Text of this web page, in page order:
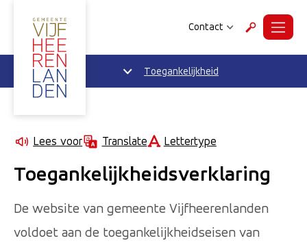
Contact ZoekenMenu
Toegankelijkheid
Lees voor Translate Lettertype
Toegankelijkheidsverklaring
De website van gemeente Vijfheerenlanden
voldoet aan de toegankelijkheidseisen van